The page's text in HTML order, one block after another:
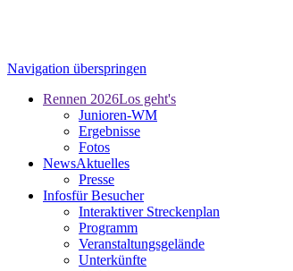
Navigation überspringen
Rennen 2026Los geht's
Junioren-WM
Ergebnisse
Fotos
NewsAktuelles
Presse
Infosfür Besucher
Interaktiver Streckenplan
Programm
Veranstaltungsgelände
Unterkünfte